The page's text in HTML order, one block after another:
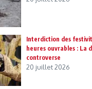
Interdiction des
heures ouvrables : La
controverse
20 juillet 2026